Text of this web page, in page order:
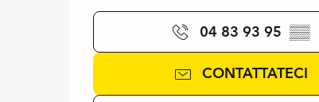
04 83 93 95 ▒▒
CONTATTATECI